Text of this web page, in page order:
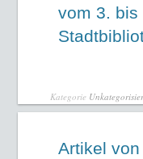
vom 3. bis
Kategorie
Artikel